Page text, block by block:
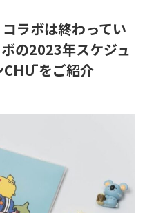
ラボは終わってい
の2023年スケジュ
をご紹介